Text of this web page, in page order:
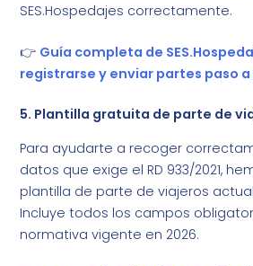
SES.Hospedajes correctamente.
👉 Guía completa de
registrarse y enviar partes paso a
5. Plantilla gratuita de parte de
Para ayudarte a recoger
datos que exige el RD 933/2021,
plantilla de parte de viajeros
Incluye todos los campos
normativa vigente en 2026.